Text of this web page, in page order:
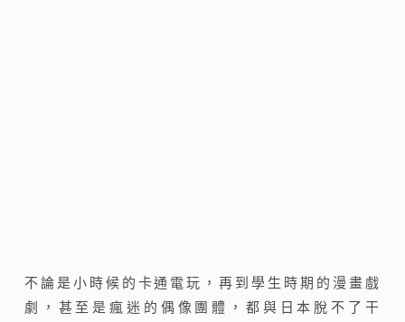
不論是小時候的卡通電玩，再到學生時期的漫畫戲
劇，甚至是瘋迷的偶像團體，都與日本脫不了干